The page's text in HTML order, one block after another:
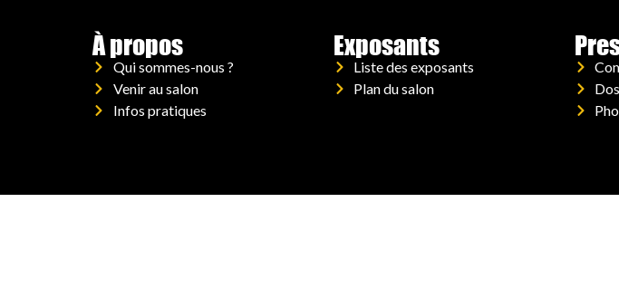
À propos
Qui sommes-nous ?
Venir au salon
Infos pratiques
Exposants
Liste des exposants
Plan du salon